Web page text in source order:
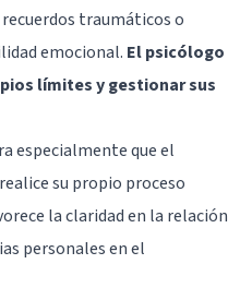
traumáticos o
emocional. El psicólogo
límites y gestionar sus
especialmente que el
su propio proceso
la claridad en la relación
personales en el